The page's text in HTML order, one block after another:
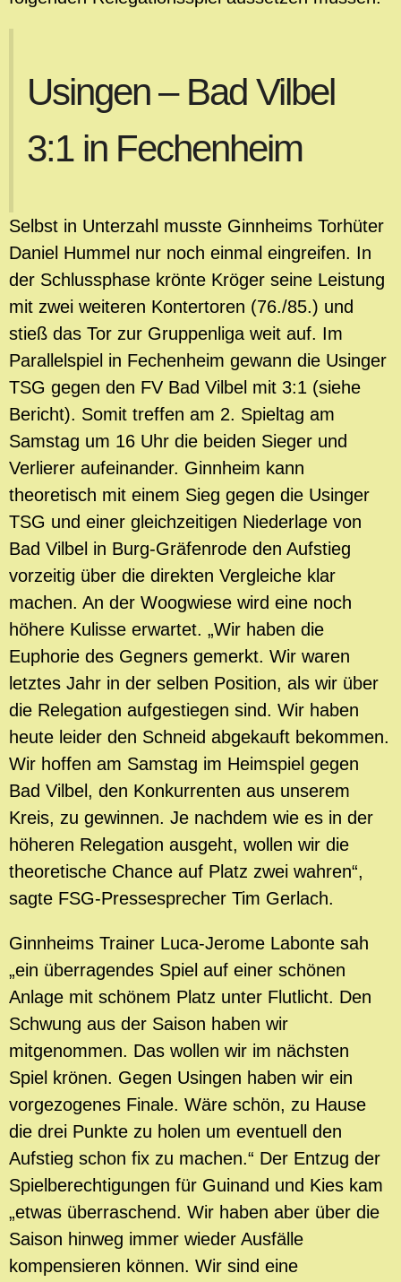
Usingen – Bad Vilbel
3:1 in Fechenheim
Selbst in Unterzahl musste Ginnheims Torhüter
Daniel Hummel nur noch einmal eingreifen. In
der Schlussphase krönte Kröger seine Leistung
mit zwei weiteren Kontertoren (76./85.) und
stieß das Tor zur Gruppenliga weit auf. Im
Parallelspiel in Fechenheim gewann die Usinger
TSG gegen den FV Bad Vilbel mit 3:1 (siehe
Bericht). Somit treffen am 2. Spieltag am
Samstag um 16 Uhr die beiden Sieger und
Verlierer aufeinander. Ginnheim kann
theoretisch mit einem Sieg gegen die Usinger
TSG und einer gleichzeitigen Niederlage von
Bad Vilbel in Burg-Gräfenrode den Aufstieg
vorzeitig über die direkten Vergleiche klar
machen. An der Woogwiese wird eine noch
höhere Kulisse erwartet. „Wir haben die
Euphorie des Gegners gemerkt. Wir waren
letztes Jahr in der selben Position, als wir über
die Relegation aufgestiegen sind. Wir haben
heute leider den Schneid abgekauft bekommen.
Wir hoffen am Samstag im Heimspiel gegen
Bad Vilbel, den Konkurrenten aus unserem
Kreis, zu gewinnen. Je nachdem wie es in der
höheren Relegation ausgeht, wollen wir die
theoretische Chance auf Platz zwei wahren“,
sagte FSG-Pressesprecher Tim Gerlach.
Ginnheims Trainer Luca-Jerome Labonte sah
„ein überragendes Spiel auf einer schönen
Anlage mit schönem Platz unter Flutlicht. Den
Schwung aus der Saison haben wir
mitgenommen. Das wollen wir im nächsten
Spiel krönen. Gegen Usingen haben wir ein
vorgezogenes Finale. Wäre schön, zu Hause
die drei Punkte zu holen um eventuell den
Aufstieg schon fix zu machen.“ Der Entzug der
Spielberechtigungen für Guinand und Kies kam
„etwas überraschend. Wir haben aber über die
Saison hinweg immer wieder Ausfälle
kompensieren können. Wir sind eine